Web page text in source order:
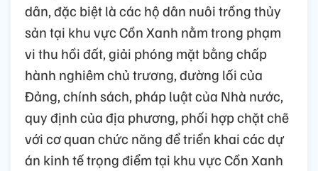
dân, đặc biệt là các hộ dân nuôi trồng thủy
sản tại khu vực Cồn Xanh nằm trong phạm
vi thu hồi đất, giải phóng mặt bằng chấp
hành nghiêm chủ trương, đường lối của
Đảng, chính sách, pháp luật của Nhà nước,
quy định của địa phương, phối hợp chặt chẽ
với cơ quan chức năng để triển khai các dự
án kinh tế trọng điểm tại khu vực Cồn Xanh